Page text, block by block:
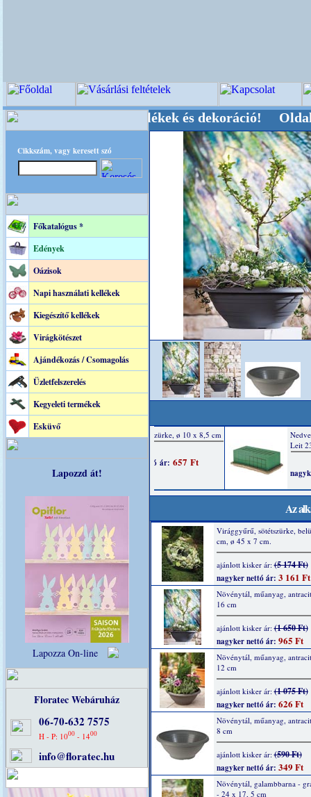
Cikkszám, vagy keresett szó
Főkatalógus *
Edények
Oázisok
Napi használati kellékek
Kiegészítő kellékek
Virágkötészet
Ajándékozás / Csomagolás
Üzletfelszerelés
Kegyeleti termékek
Esküvő
Lapozzd át!
Lapozza On-line
Floratec Webáruház
06-70-632 7575
H - P: 1000 - 1400
info@floratec.hu
Kegyeleti-kellékek és dekoráció! Oldalunkat
Az
Virággyűrű, sötétszürke,
cm, ø 45 x 7 cm.
ajánlott kisker ár:(5 174 Ft)
nagyker nettó ár: 3 161 Ft
Növénytál, műanyag,
16 cm
ajánlott kisker ár:(1 650 Ft)
nagyker nettó ár: 965 Ft
Növénytál, műanyag,
12 cm
ajánlott kisker ár:(1 075 Ft)
nagyker nettó ár: 626 Ft
Növénytál, műanyag,
8 cm
ajánlott kisker ár:(590 Ft)
nagyker nettó ár: 349 Ft
Növénytál, galambbarna -
- 24 x 17, 5 cm